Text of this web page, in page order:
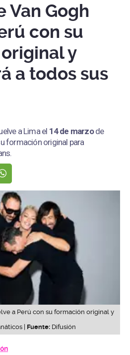
Van Gogh
con su
y
a todos sus
a Lima el 14 de marzode
formación original para
a Perú con su formación original y
| Fuente: Difusión